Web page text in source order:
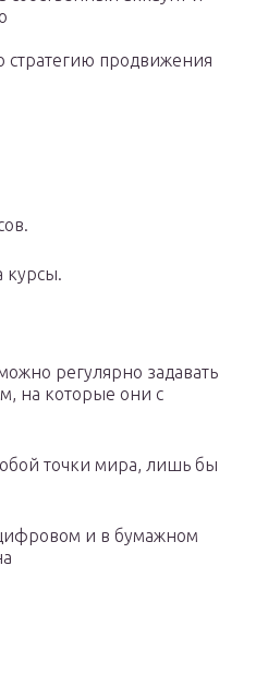
стратегию продвижения
курсы.
регулярно задавать
на которые они с
точки мира, лишь бы
и в бумажном